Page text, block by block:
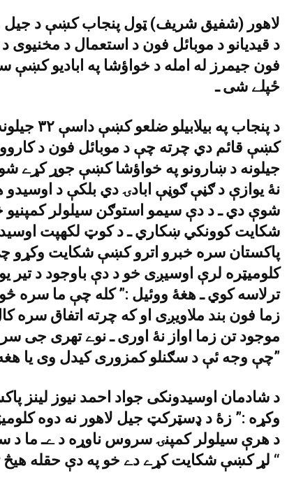
د قيديانو د موبائل فون د استعمال د
فون جيمرز له امله د خواؤشا په اباديو کښې
ځپلے شى ـ
د پنجاب
کښې قائم دي چرته چې د موبائل فون د
جيلونه د ښارونو په خواؤشا کښې جوړ کړے
نۀ يوازې د ګڼې ګوڼې ابادۍ دي بلکې د
شوې دي ـ د دې سيمو استوګن سيلولر
شکايت کوونکي ښکاري ـ د کوټ لکهپت
پاکستان سره خبرو اترو کښې شکايت وکړو
کلوميټره لرې اوسيږى خو د دې باوجود د تير
ترلاسه کوي ـ هغۀ ووئيل :” کله چې ما سره
زما فون بند ملاويږى او که چرته اتفاق سره
موجود تن زما اواز نۀ اورى ـ نوے تهرى
چې وجه ئې د سګنلو کمزورى کيدل وى يا هغه بيخى نۀ راځي ـ”
د شادمان اوسيدونکى جواد احمد نيوز لينز
وکړه :” زۀ د ډسټرکټ جيل لاهور نه دوه
د هرې سيلولر کمپنۍ سروس ناوړه د ےـ ما د
لړ کښې شکايت کړے دے خو په دې حقله هيڅ تګ و داؤ ؤ نۀ شو ـ “